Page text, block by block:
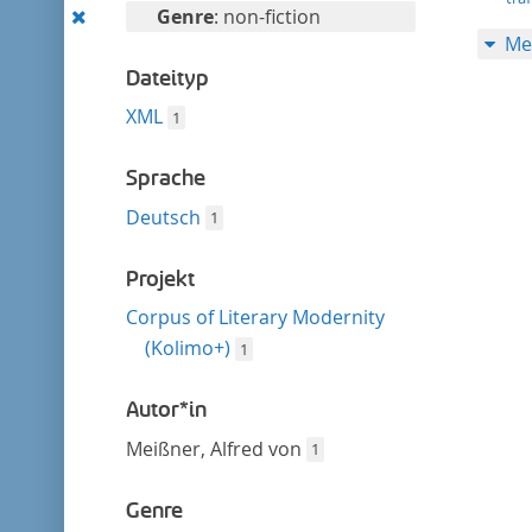
entfernen
entfernen
Genre: non-fiction
Dateityp
XML 1
Sprache
Deutsch 1
Projekt
Corpus of Literary Modernity
(Kolimo+) 1
Autor*in
Meißner, Alfred von 1
Genre